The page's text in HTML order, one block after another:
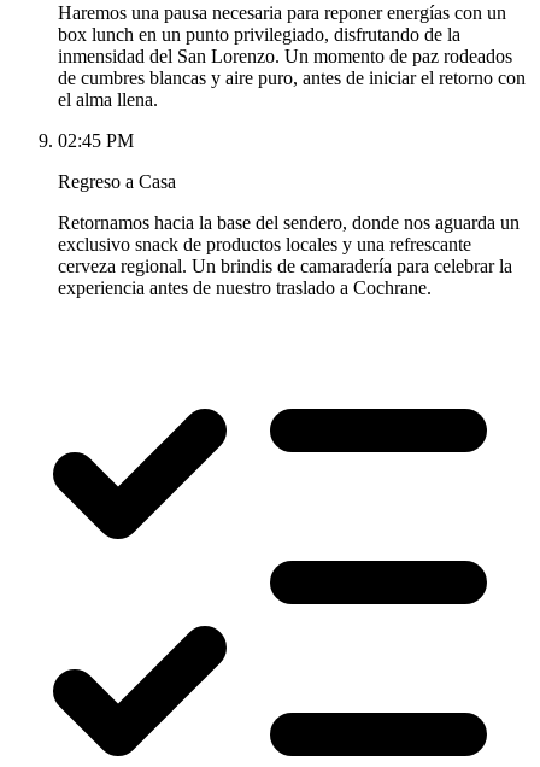
Haremos una pausa necesaria para reponer energías con un
box lunch en un punto privilegiado, disfrutando de la
inmensidad del San Lorenzo. Un momento de paz rodeados
de cumbres blancas y aire puro, antes de iniciar el retorno con
el alma llena.
02:45 PM
Regreso a Casa
Retornamos hacia la base del sendero, donde nos aguarda un
exclusivo snack de productos locales y una refrescante
cerveza regional. Un brindis de camaradería para celebrar la
experiencia antes de nuestro traslado a Cochrane.